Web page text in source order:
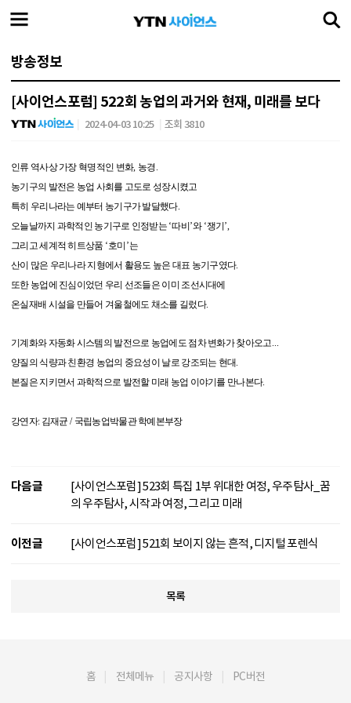
방송정보
[사이언스포럼] 522회 농업의 과거와 현재, 미래를 보다
2024-04-03 10:25 조회 3810
인류 역사상 가장 혁명적인 변화, 농경
농기구의 발전은 농업 사회를 고도로 성장시켰고
특히 우리나라는 예부터 농기구가 발달했다.
오늘날까지 과학적인 농기구로 인정받는 ‘따비’와 ‘쟁기’,
그리고 세계적 히트상품 ‘호미’는
산이 많은 우리나라 지형에서 활용도 높은 대표 농기구였다.
또한 농업에 진심이었던 우리 선조들은 이미 조선시대에
온실재배 시설을 만들어 겨울철에도 채소를 길렀다.
기계화와 자동화 시스템의 발전으로 농업에도 점차 변화가 찾아오고
양질의 식량과 친환경 농업의 중요성이 날로 강조되는 현대
본질은 지키면서 과학적으로 발전할 미래 농업 이야기를 만나본다.
강연자: 김재균 / 국립농업박물관 학예본부장
다음글
[사이언스포럼] 523회 특집 1부 위대한 여정, 우주탐사_꿈
의 우주탐사, 시작과 여정, 그리고 미래
이전글 [사이언스포럼] 521회 보이지 않는 흔적, 디지털 포렌식
목록
홈 전체메뉴 공지사항 PC버전